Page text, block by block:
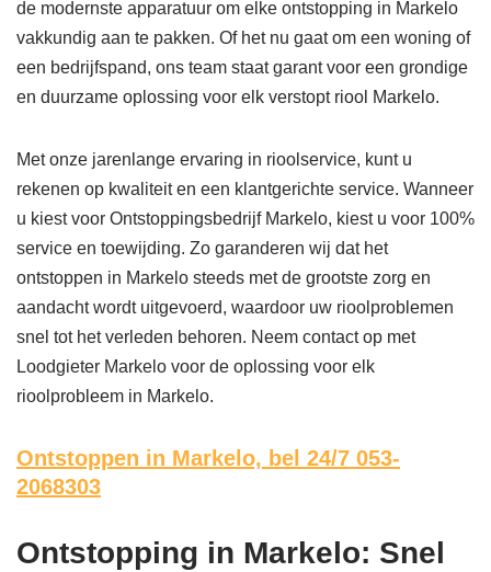
de modernste apparatuur om elke ontstopping in Markelo
vakkundig aan te pakken. Of het nu gaat om een woning of
een bedrijfspand, ons team staat garant voor een grondige
en duurzame oplossing voor elk verstopt riool Markelo.
Met onze jarenlange ervaring in rioolservice, kunt u
rekenen op kwaliteit en een klantgerichte service. Wanneer
u kiest voor Ontstoppingsbedrijf Markelo, kiest u voor 100%
service en toewijding. Zo garanderen wij dat het
ontstoppen in Markelo steeds met de grootste zorg en
aandacht wordt uitgevoerd, waardoor uw rioolproblemen
snel tot het verleden behoren. Neem contact op met
Loodgieter Markelo voor de oplossing voor elk
rioolprobleem in Markelo.
Ontstoppen in Markelo, bel 24/7 053-
2068303
Ontstopping in Markelo: Snel